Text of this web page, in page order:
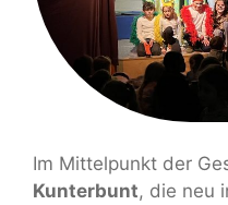
Im Mittelpunkt der
Kunterbunt, die neu